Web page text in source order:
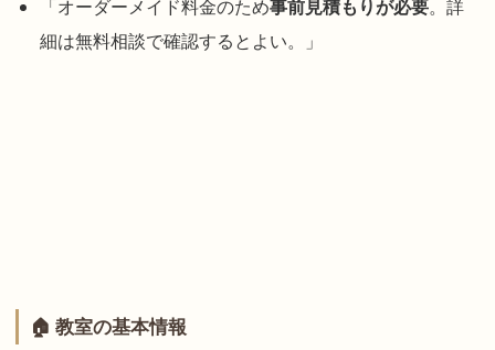
「オーダーメイド料金のため事前見積もりが必要。詳
細は無料相談で確認するとよい。」
🏠 教室の基本情報